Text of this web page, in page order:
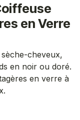
en Verre
cheveux,
en noir ou doré.
en verre à